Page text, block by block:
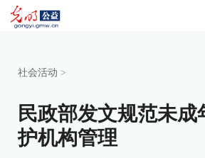
社会活动 >
民政部发文规范未成
护机构管理